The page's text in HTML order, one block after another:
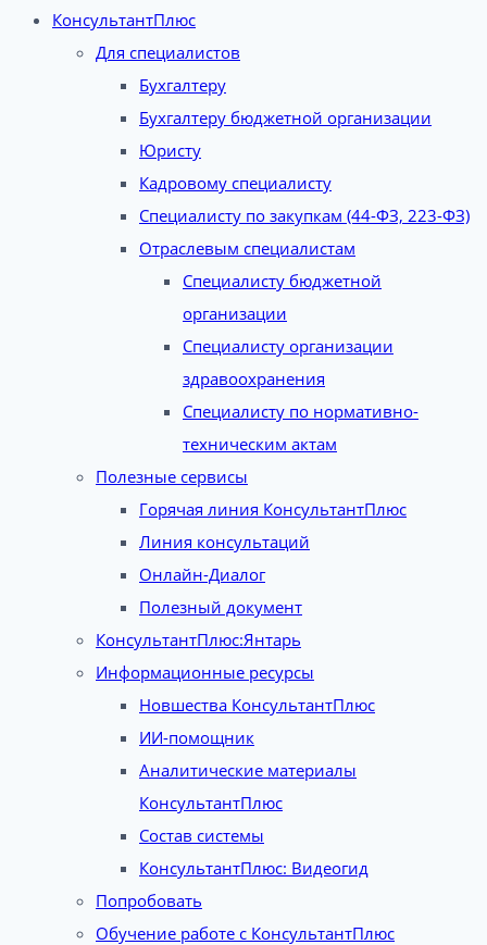
КонсультантПлюс
Для специалистов
Бухгалтеру
Бухгалтеру бюджетной организации
Юристу
Кадровому специалисту
Специалисту по закупкам (44-ФЗ, 223-ФЗ)
Отраслевым специалистам
Специалисту бюджетной
организации
Специалисту организации
здравоохранения
Специалисту по нормативно-
техническим актам
Полезные сервисы
Горячая линия КонсультантПлюс
Линия консультаций
Онлайн-Диалог
Полезный документ
КонсультантПлюс:Янтарь
Информационные ресурсы
Новшества КонсультантПлюс
ИИ-помощник
Аналитические материалы
КонсультантПлюс
Состав системы
КонсультантПлюс: Видеогид
Попробовать
Обучение работе с КонсультантПлюс